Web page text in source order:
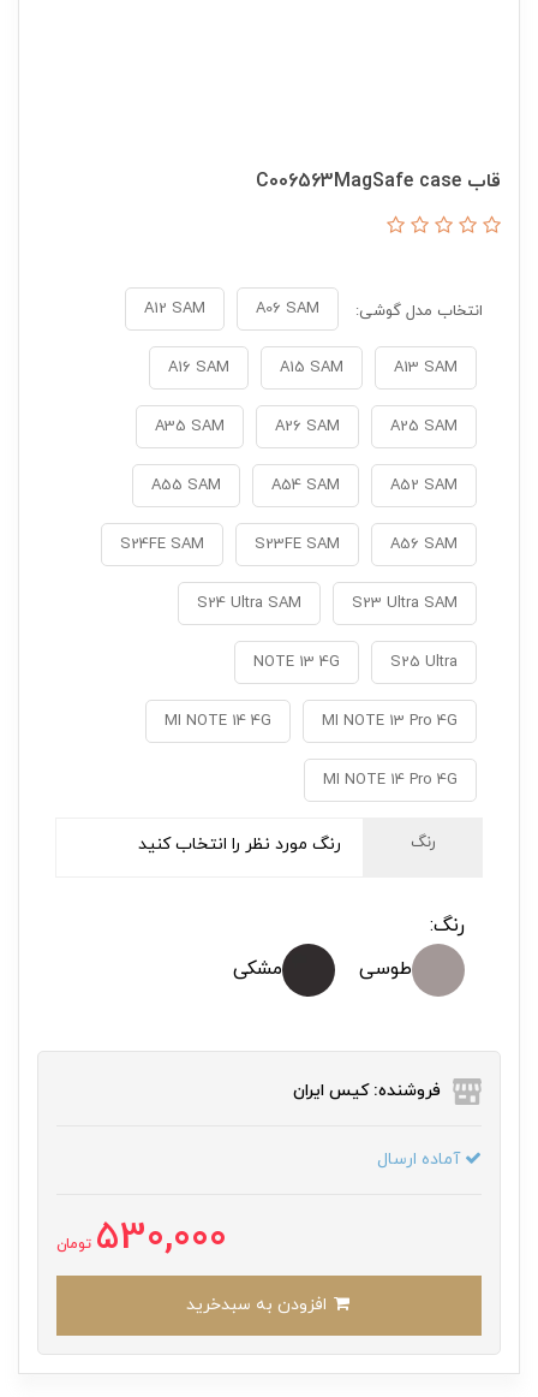
قاب C006563MagSafe case
انتخاب مدل گوشی: A06 SAM
A12 SAM
A13 SAM
A15 SAM
A16 SAM
A25 SAM
A26 SAM
A35 SAM
A52 SAM
A54 SAM
A55 SAM
A56 SAM
S23FE SAM
S24FE SAM
S23 Ultra SAM
S24 Ultra SAM
S25 Ultra
NOTE 13 4G
MI NOTE 13 Pro 4G
MI NOTE 14 4G
MI NOTE 14 Pro 4G
رنگ رنگ مورد نظر را انتخاب کنید
رنگ:
طوسی
مشکی
فروشنده: کیس ایران
آماده ارسال
530,000 تومان